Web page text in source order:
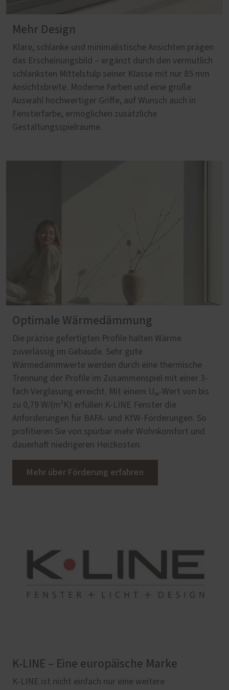
Mehr Design
Klare, schlanke und minimalistische Ansichten prägen
das Erscheinungsbild – ergänzt durch den vermutlich
schlanksten Mittelstulp seiner Klasse mit nur 85 mm
Ansichtsbreite. Moderne Farben und eine große
Auswahl hochwertiger Griffe, auf Wunsch auch in
Fensterfarbe, ermöglichen zusätzliche
Gestaltungsspielräume.
Optimale Wärmedämmung
Die präzise gefertigten Profile halten Wärme
zuverlässig im Gebäude. Sehr gute
Wärmedämmwerte werden durch eine thermische
Trennung der Profile im Zusammenspiel mit einer 3-
fach Verglasung erreicht. Mit einem U w‑Wert von bis
zu 0,79 W/(m²K) erfüllen K-LINE Fenster die
Anforderungen für BAFA‑ und KfW‑Förderungen. So
profitieren Sie von spürbar mehr Wohnkomfort und
dauerhaft niedrigeren Heizkosten.
Mehr über Förderung erfahren
K-LINE – Eine europäische Marke
K-LINE ist nicht einfach nur eine weitere